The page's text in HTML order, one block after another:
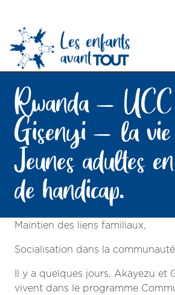
Rwanda –
Gisenyi – la vie
Jeunes adultes
de handicap.
Maintien des liens familiaux,
Socialisation dans la communauté
Il y a quelques jours, Akayezu
vivent dans le programme